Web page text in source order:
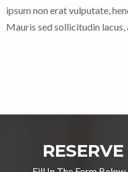
ipsum non erat vulputate,
Mauris sed sollicitudin lacus,